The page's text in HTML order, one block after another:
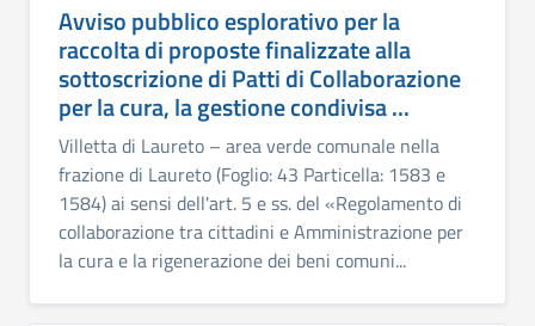
Avviso pubblico esplorativo per la
raccolta di proposte finalizzate alla
sottoscrizione di Patti di Collaborazione
per la cura, la gestione condivisa ...
Villetta di Laureto – area verde comunale nella
frazione di Laureto (Foglio: 43 Particella: 1583 e
1584) ai sensi dell'art. 5 e ss. del «Regolamento di
collaborazione tra cittadini e Amministrazione per
la cura e la rigenerazione dei beni comuni...